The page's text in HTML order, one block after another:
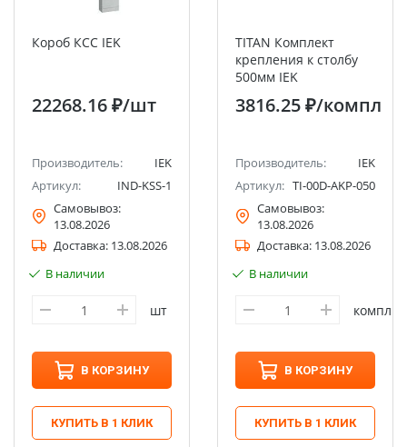
Короб КCC IEK
22268.16 ₽/шт
Производитель:
IEK
Артикул:
IND-KSS-1
Самовывоз:
13.08.2026
Доставка: 13.08.2026
В наличии
шт
В КОРЗИНУ
КУПИТЬ В 1 КЛИК
TITAN Комплект
крепления к столбу
500мм IEK
3816.25 ₽/компл
Производитель:
IEK
Артикул: TI-00D-AKP-050
Самовывоз:
13.08.2026
Доставка: 13.08.2026
В наличии
компл
В КОРЗИНУ
КУПИТЬ В 1 КЛИК